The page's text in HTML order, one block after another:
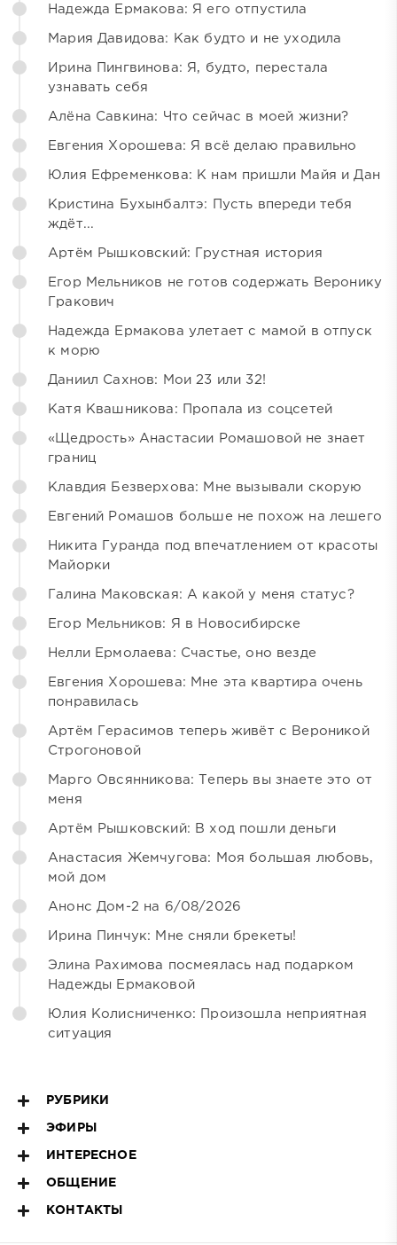
Надежда Ермакова: Я его отпустила
Мария Давидова: Как будто и не уходила
Ирина Пингвинова: Я, будто, перестала
узнавать себя
Алёна Савкина: Что сейчас в моей жизни?
Евгения Хорошева: Я всё делаю правильно
Юлия Ефременкова: К нам пришли Майя и Дан
Кристина Бухынбалтэ: Пусть впереди тебя
ждёт...
Артём Рышковский: Грустная история
Егор Мельников не готов содержать Веронику
Гракович
Надежда Ермакова улетает с мамой в отпуск
к морю
Даниил Сахнов: Мои 23 или 32!
Катя Квашникова: Пропала из соцсетей
«Щедрость» Анастасии Ромашовой не знает
границ
Клавдия Безверхова: Мне вызывали скорую
Евгений Ромашов больше не похож на лешего
Никита Гуранда под впечатлением от красоты
Майорки
Галина Маковская: А какой у меня статус?
Егор Мельников: Я в Новосибирске
Нелли Ермолаева: Счастье, оно везде
Евгения Хорошева: Мне эта квартира очень
понравилась
Артём Герасимов теперь живёт с Вероникой
Строгоновой
Марго Овсянникова: Теперь вы знаете это от
меня
Артём Рышковский: В ход пошли деньги
Анастасия Жемчугова: Моя большая любовь,
мой дом
Анонс Дом-2 на 6/08/2026
Ирина Пинчук: Мне сняли брекеты!
Элина Рахимова посмеялась над подарком
Надежды Ермаковой
Юлия Колисниченко: Произошла неприятная
ситуация
РУБРИКИ
ЭФИРЫ
ИНТЕРЕСНОЕ
ОБЩЕНИЕ
КОНТАКТЫ